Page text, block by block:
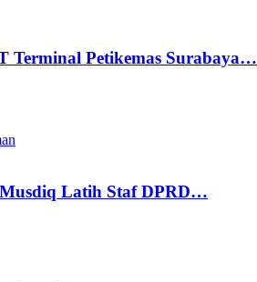
Terminal Petikemas Surabaya…
Latih Staf DPRD…